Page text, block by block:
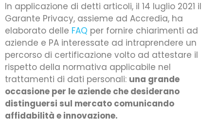
In applicazione di detti articoli, il 14 luglio 2021 il
Garante Privacy, assieme ad Accredia, ha
elaborato delle FAQ per fornire chiarimenti ad
aziende e PA interessate ad intraprendere un
percorso di certificazione volto ad attestare il
rispetto della normativa applicabile nel
trattamenti di dati personali: una grande
occasione per le aziende che desiderano
distinguersi sul mercato comunicando
affidabilità e innovazione.